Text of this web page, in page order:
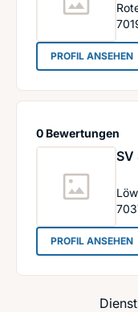
PROFIL ANSEHEN:
SV
0 Bewertungen
PROFIL ANSEHEN: